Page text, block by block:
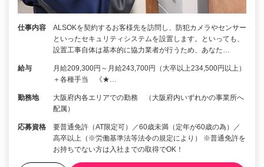
仕事内容
ALSOKを契約するお客様先を訪問し、防犯カメラやセンサー
といったセキュリティシステムを設置します。といっても、
設置工事自体は基本的に協力業者が行うため、あなた…
給与
月給209,300円～月給243,700円（大卒以上234,500円以上）
＋各種手当 《★…
勤務地
大阪府内各エリアでの勤務 （大阪府内いずれかの事業所へ
配属）
応募資格
要普通免許（AT限定可）／60歳未満（定年が60歳の為）／
高卒以上（※労働基準法等法令の規定により） ※普通免許を
お持ちでない方は入社までの取得でOK！